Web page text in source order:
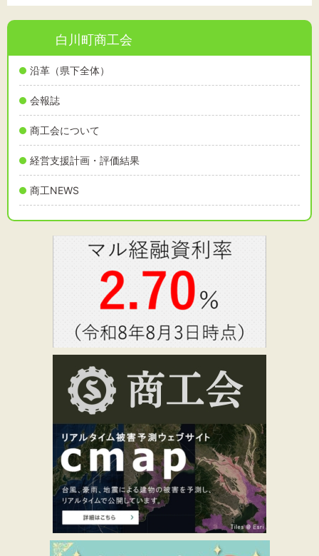
白川町商工会
沿革（県下全体）
会報誌
商工会について
経営支援計画・評価結果
商工NEWS